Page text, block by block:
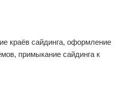
краёв сайдинга, оформление
примыкание сайдинга к